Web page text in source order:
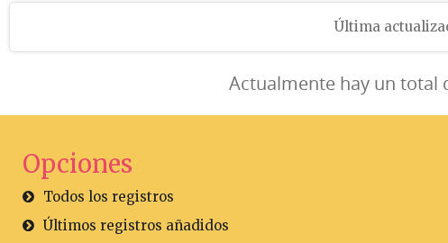
Última
Actualmente hay un total
Opciones
Todos los registros
Últimos registros añadidos